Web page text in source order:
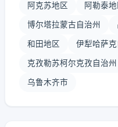
阿克苏地区 阿勒泰
博尔塔拉蒙古自治州
和田地区 伊犁哈萨克
克孜勒苏柯尔克孜自治州
乌鲁木齐市